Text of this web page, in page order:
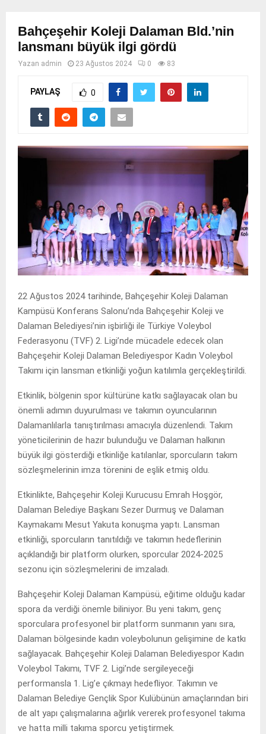
Bahçeşehir Koleji Dalaman Bld.’nin
lansmanı büyük ilgi gördü
Yazan admin 23 Ağustos 2024 0 83
PAYLAŞ 0
22 Ağustos 2024 tarihinde, Bahçeşehir Koleji Dalaman
Kampüsü Konferans Salonu’nda Bahçeşehir Koleji ve
Dalaman Belediyesi’nin işbirliği ile Türkiye Voleybol
Federasyonu (TVF) 2. Ligi’nde mücadele edecek olan
Bahçeşehir Koleji Dalaman Belediyespor Kadın Voleybol
Takımı için lansman etkinliği yoğun katılımla gerçekleştirildi.
Etkinlik, bölgenin spor kültürüne katkı sağlayacak olan bu
önemli adımın duyurulması ve takımın oyuncularının
Dalamanlılarla tanıştırılması amacıyla düzenlendi. Takım
yöneticilerinin de hazır bulunduğu ve Dalaman halkının
büyük ilgi gösterdiği etkinliğe katılanlar, sporcuların takım
sözleşmelerinin imza törenini de eşlik etmiş oldu.
Etkinlikte, Bahçeşehir Koleji Kurucusu Emrah Hoşgör,
Dalaman Belediye Başkanı Sezer Durmuş ve Dalaman
Kaymakamı Mesut Yakuta konuşma yaptı. Lansman
etkinliği, sporcuların tanıtıldığı ve takımın hedeflerinin
açıklandığı bir platform olurken, sporcular 2024-2025
sezonu için sözleşmelerini de imzaladı.
Bahçeşehir Koleji Dalaman Kampüsü, eğitime olduğu kadar
spora da verdiği önemle biliniyor. Bu yeni takım, genç
sporculara profesyonel bir platform sunmanın yanı sıra,
Dalaman bölgesinde kadın voleybolunun gelişimine de katkı
sağlayacak. Bahçeşehir Koleji Dalaman Belediyespor Kadın
Voleybol Takımı, TVF 2. Ligi’nde sergileyeceği
performansla 1. Lig’e çıkmayı hedefliyor. Takımın ve
Dalaman Belediye Gençlik Spor Kulübünün amaçlarından biri
de alt yapı çalışmalarına ağırlık vererek profesyonel takıma
ve hatta milli takıma sporcu yetiştirmek.